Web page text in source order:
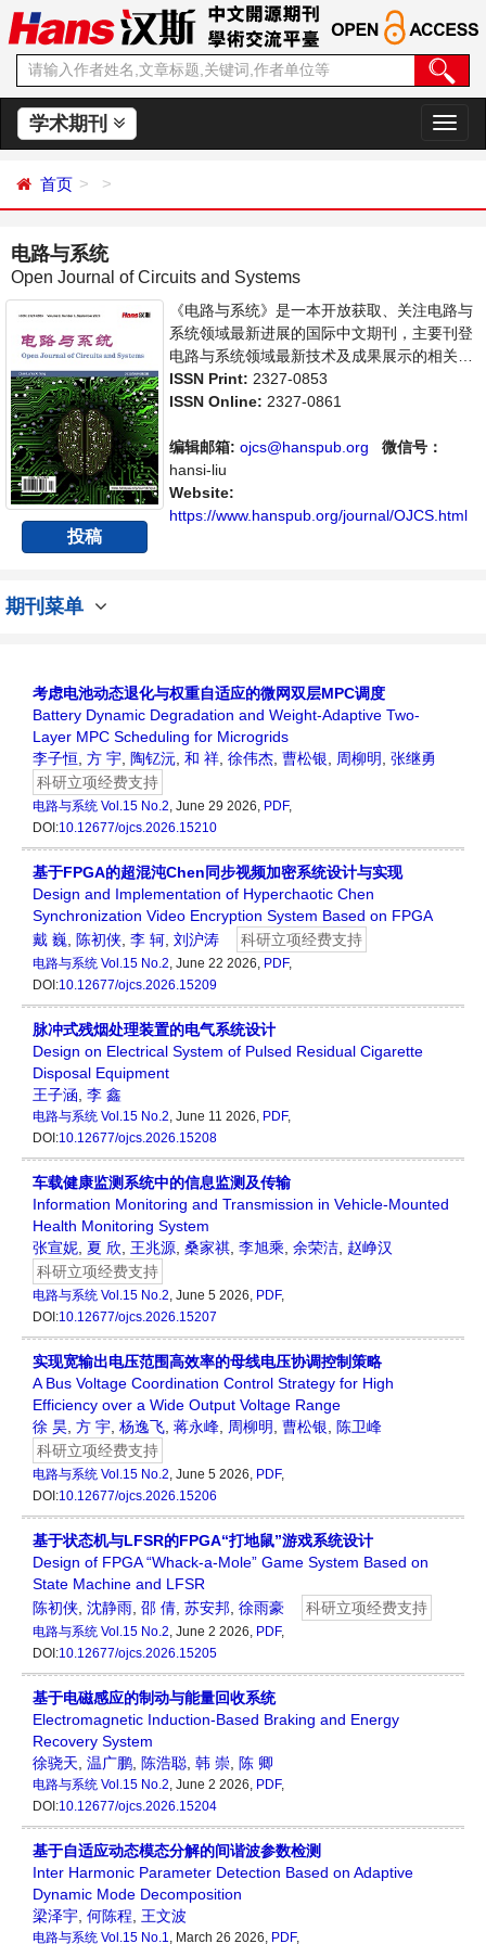
学术期刊
切
换
首页
电路与系统
Open Journal of Circuits and Systems
投稿
《电路与系统》是一本开放获取、关注电路与
系统领域最新进展的国际中文期刊，主要刊登
电路与系统领域最新技术及成果展示的相关论
文。本刊支持思想创新、学术创新，倡导科
学，繁荣学术，集学术性、思想性为一体，旨
供一个传播、分享和讨论电路与系统领域内不
同方向问题与发展的交流平台。
ISSN Print: 2327-0853
ISSN Online: 2327-0861
编辑邮箱: ojcs@hanspub.org
微信号：
hansi-liu
Website:
https://www.hanspub.org/journal/OJCS.html
期刊菜单
考虑电池动态退化与权重自适应的微网双层MPC调度
Battery Dynamic Degradation and Weight-Adaptive Two-
Layer MPC Scheduling for Microgrids
李子恒, 方 宇, 陶钇沅, 和 祥, 徐伟杰, 曹松银, 周柳明, 张继勇
科研立项经费支持
电路与系统 Vol.15 No.2, June 29 2026, PDF,
DOI:10.12677/ojcs.2026.15210
基于FPGA的超混沌Chen同步视频加密系统设计与实现
Design and Implementation of Hyperchaotic Chen
Synchronization Video Encryption System Based on FPGA
戴 巍, 陈初侠, 李 轲, 刘沪涛 科研立项经费支持
电路与系统 Vol.15 No.2, June 22 2026, PDF,
DOI:10.12677/ojcs.2026.15209
脉冲式残烟处理装置的电气系统设计
Design on Electrical System of Pulsed Residual Cigarette
Disposal Equipment
王子涵, 李 鑫
电路与系统 Vol.15 No.2, June 11 2026, PDF,
DOI:10.12677/ojcs.2026.15208
车载健康监测系统中的信息监测及传输
Information Monitoring and Transmission in Vehicle-Mounted
Health Monitoring System
张宣妮, 夏 欣, 王兆源, 桑家祺, 李旭乘, 余荣洁, 赵峥汉
科研立项经费支持
电路与系统 Vol.15 No.2, June 5 2026, PDF,
DOI:10.12677/ojcs.2026.15207
实现宽输出电压范围高效率的母线电压协调控制策略
A Bus Voltage Coordination Control Strategy for High
Efficiency over a Wide Output Voltage Range
徐 昊, 方 宇, 杨逸飞, 蒋永峰, 周柳明, 曹松银, 陈卫峰
科研立项经费支持
电路与系统 Vol.15 No.2, June 5 2026, PDF,
DOI:10.12677/ojcs.2026.15206
基于状态机与LFSR的FPGA“打地鼠”游戏系统设计
Design of FPGA “Whack-a-Mole” Game System Based on
State Machine and LFSR
陈初侠, 沈静雨, 邵 倩, 苏安邦, 徐雨豪 科研立项经费支持
电路与系统 Vol.15 No.2, June 2 2026, PDF,
DOI:10.12677/ojcs.2026.15205
基于电磁感应的制动与能量回收系统
Electromagnetic Induction-Based Braking and Energy
Recovery System
徐骁天, 温广鹏, 陈浩聪, 韩 崇, 陈 卿
电路与系统 Vol.15 No.2, June 2 2026, PDF,
DOI:10.12677/ojcs.2026.15204
基于自适应动态模态分解的间谐波参数检测
Inter Harmonic Parameter Detection Based on Adaptive
Dynamic Mode Decomposition
梁泽宇, 何陈程, 王文波
电路与系统 Vol.15 No.1, March 26 2026, PDF,